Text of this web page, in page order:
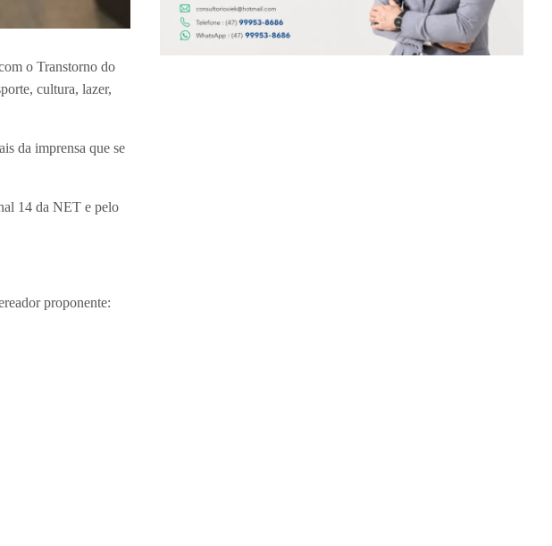
o Transtorno do
cultura, lazer,
da imprensa que se
14 da NET e pelo
proponente: